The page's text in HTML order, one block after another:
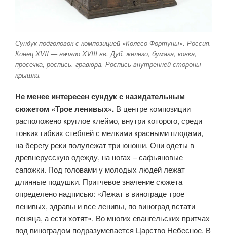
Сундук-подголовок с композицией «Колесо Фортуны». Россия.
Конец XVII — начало XVIII вв. Дуб, железо, бумага, ковка,
просечка, роспись, гравюра. Роспись внутренней стороны
крышки.
Не менее интересен сундук с назидательным
сюжетом «Трое ленивых». В центре композиции
расположено круглое клеймо, внутри которого, среди
тонких гибких стеблей с мелкими красными плодами,
на берегу реки полулежат три юноши. Они одеты в
древнерусскую одежду, на ногах – сафьяновые
сапожки. Под головами у молодых людей лежат
длинные подушки. Притчевое значение сюжета
определено надписью: «Лежат в винограде трое
ленивых, здравы и все ленивы, по виноград встати
леняца, а ести хотят». Во многих евангельских притчах
под виноградом подразумевается Царство Небесное. В